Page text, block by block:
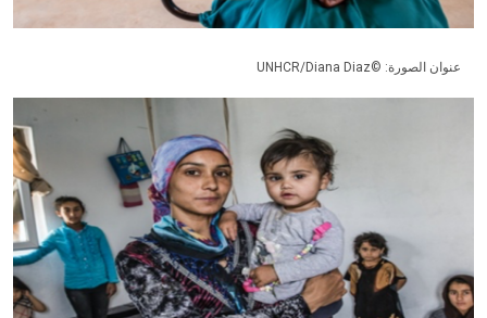
عنوان الصورة: ©UNHCR/Diana Diaz